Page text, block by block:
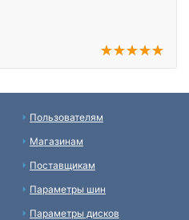
Пользователям
Магазинам
Поставщикам
Параметры шин
Параметры дисков